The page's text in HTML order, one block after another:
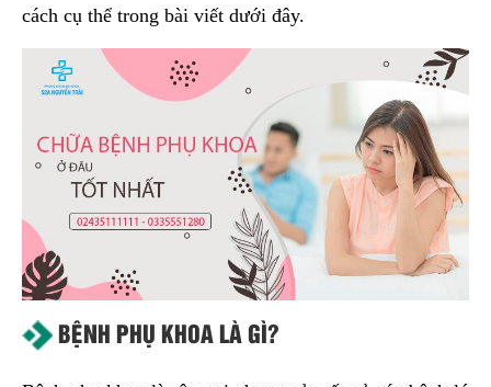
cách cụ thể trong bài viết dưới đây.
BỆNH PHỤ KHOA LÀ GÌ?